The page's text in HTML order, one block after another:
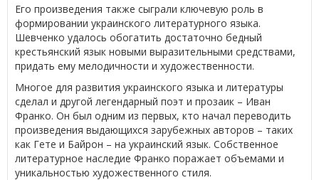
Его произведения также сыграли ключевую роль в
формировании украинского литературного языка.
Шевченко удалось обогатить достаточно бедный
крестьянский язык новыми выразительными средствами,
придать ему мелодичности и художественности.
Многое для развития украинского языка и литературы
сделал и другой легендарный поэт и прозаик – Иван
Франко. Он был одним из первых, кто начал переводить
произведения выдающихся зарубежных авторов – таких
как Гете и Байрон – на украинский язык. Собственное
литературное наследие Франко поражает объемами и
уникальностью художественного стиля.